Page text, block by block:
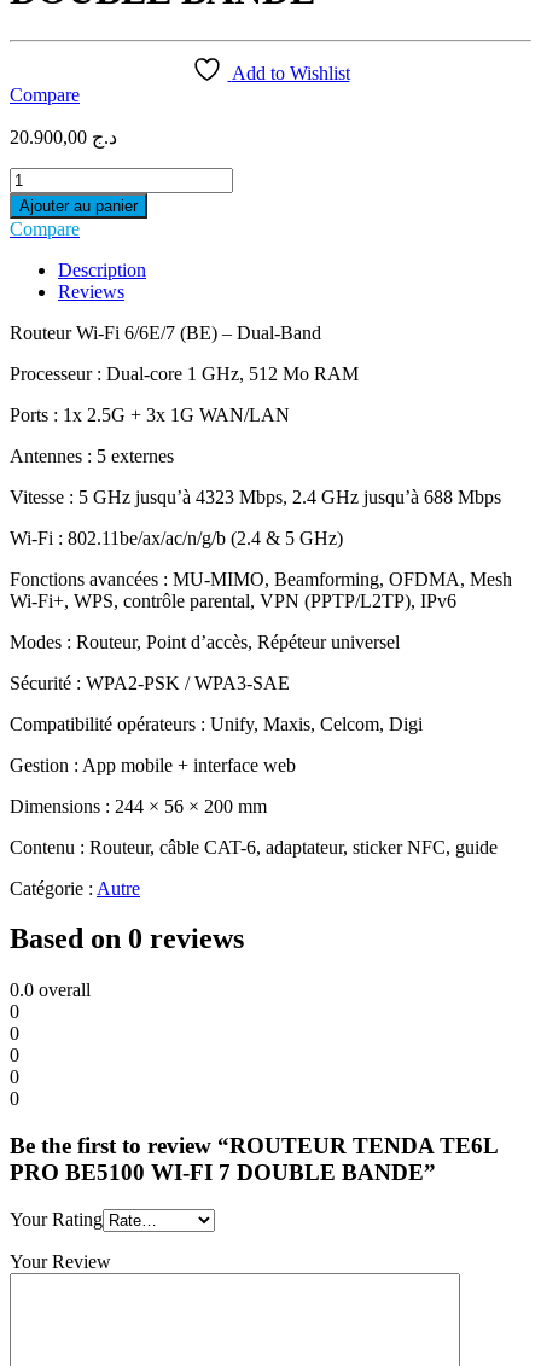
Add to Wishlist
Compare
د.ج
ROUTEUR
TENDA
TE6L
PRO
BE5100
7
BANDE
Ajouter au panier
Compare
Description
Reviews
Routeur Wi-Fi 6/6E/7 (BE) – Dual-Band
Processeur : Dual-core 1 GHz, 512 Mo RAM
Ports : 1x 2.5G + 3x 1G WAN/LAN
Antennes : 5 externes
Vitesse : 5 GHz jusqu’à 4323 Mbps, 2.4 GHz jusqu’à 688 Mbps
Wi-Fi : 802.11be/ax/ac/n/g/b (2.4 & 5 GHz)
Fonctions avancées : MU-MIMO, Beamforming, OFDMA, Mesh
Wi-Fi+, WPS, contrôle parental, VPN (PPTP/L2TP), IPv6
Modes : Routeur, Point d’accès, Répéteur universel
Sécurité : WPA2-PSK / WPA3-SAE
Compatibilité opérateurs : Unify, Maxis, Celcom, Digi
Gestion : App mobile + interface web
Dimensions : 244 × 56 × 200 mm
Contenu : Routeur, câble CAT-6, adaptateur, sticker NFC, guide
Catégorie : Autre
Based on 0 reviews
0.0 overall
0
0
0
0
0
Be the first to review “ROUTEUR TENDA TE6L
PRO BE5100 WI-FI 7 DOUBLE BANDE”
Your Rating
Your Review